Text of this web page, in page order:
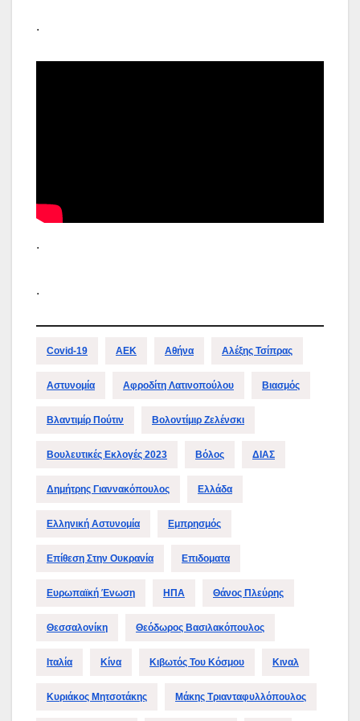
.
.
.
Covid-19 ΑΕΚ Αθήνα Αλέξης Τσίπρας
Αστυνομία Αφροδίτη Λατινοπούλου Βιασμός
Βλαντιμίρ Πούτιν Βολοντίμιρ Ζελένσκι
Βουλευτικές Εκλογές 2023 Βόλος ΔΙΑΣ
Δημήτρης Γιαννακόπουλος Ελλάδα
Ελληνική Αστυνομία Εμπρησμός
Επίθεση Στην Ουκρανία Επιδοματα
Ευρωπαϊκή Ένωση ΗΠΑ Θάνος Πλεύρης
Θεσσαλονίκη Θεόδωρος Βασιλακόπουλος
Ιταλία Κίνα Κιβωτός Του Κόσμου Κιναλ
Κυριάκος Μητσοτάκης Μάκης Τριανταφυλλόπουλος